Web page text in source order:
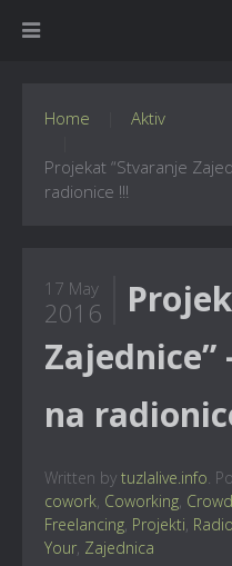
Home Aktiv
Projekat “Stvaranje
radionice !!!
17 May
2016
na
Written by tuzlalive.info.
cowork, Coworking,
Freelancing, Projekti,
Your, Zajednica